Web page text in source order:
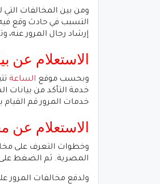
ومن بين المخالفات التي
التسبب في حادث وقع
إرشاد رجال المرور عنه،
الاستعلام عن
وبحسب موقع الساعة
خدمة التأكد من بيانات
خدمات المرور قم
الاستعلام عن
وخطوات التعرف على
المصرية. ثم الضغط على
ولدفع مخالفات المرور